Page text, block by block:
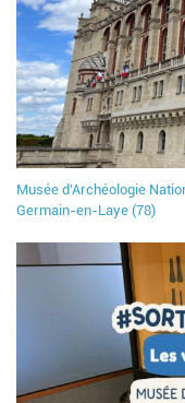
Musée d'Archéologie
Germain-en-Laye (78)